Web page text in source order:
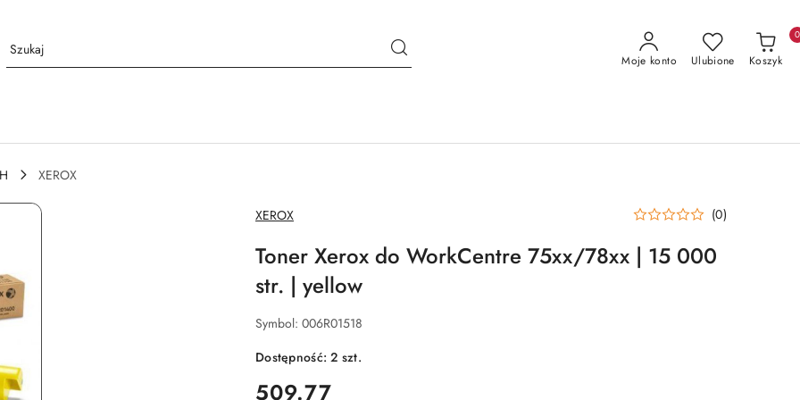
Moje konto Ulubione Koszyk
0
XEROX
NAZWA
PRODUCENTA:
XEROX (0)
Toner Xerox do WorkCentre 75xx/78xx | 15 000
str. | yellow
Symbol: 006R01518
Dostępność:2 szt.
cena:
509.77